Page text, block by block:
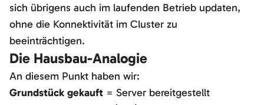
sich übrigens auch im laufenden Betrieb updaten,
ohne die Konnektivität im Cluster zu
beeinträchtigen.
Die Hausbau-Analogie
An diesem Punkt haben wir:
Grundstück gekauft = Server bereitgestellt